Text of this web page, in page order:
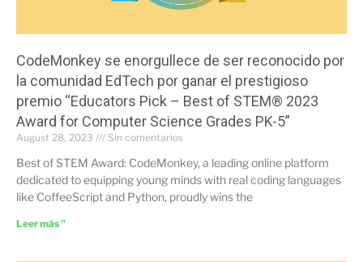
CodeMonkey se enorgullece de ser reconocido por
la comunidad EdTech por ganar el prestigioso
premio “Educators Pick – Best of STEM® 2023
Award for Computer Science Grades PK-5”
August 28, 2023 Sin comentarios
Best of STEM Award: CodeMonkey, a leading online platform
dedicated to equipping young minds with real coding languages
like CoffeeScript and Python, proudly wins the
Leer más "